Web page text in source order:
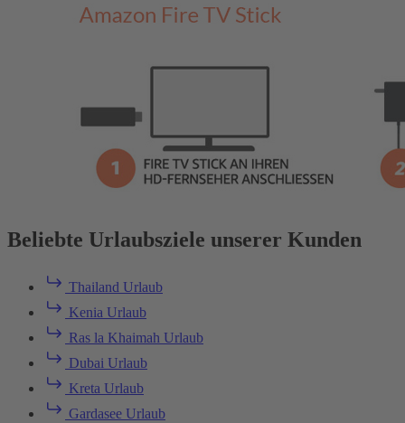
Beliebte Urlaubsziele unserer Kunden
Thailand Urlaub
Kenia Urlaub
Ras la Khaimah Urlaub
Dubai Urlaub
Kreta Urlaub
Gardasee Urlaub